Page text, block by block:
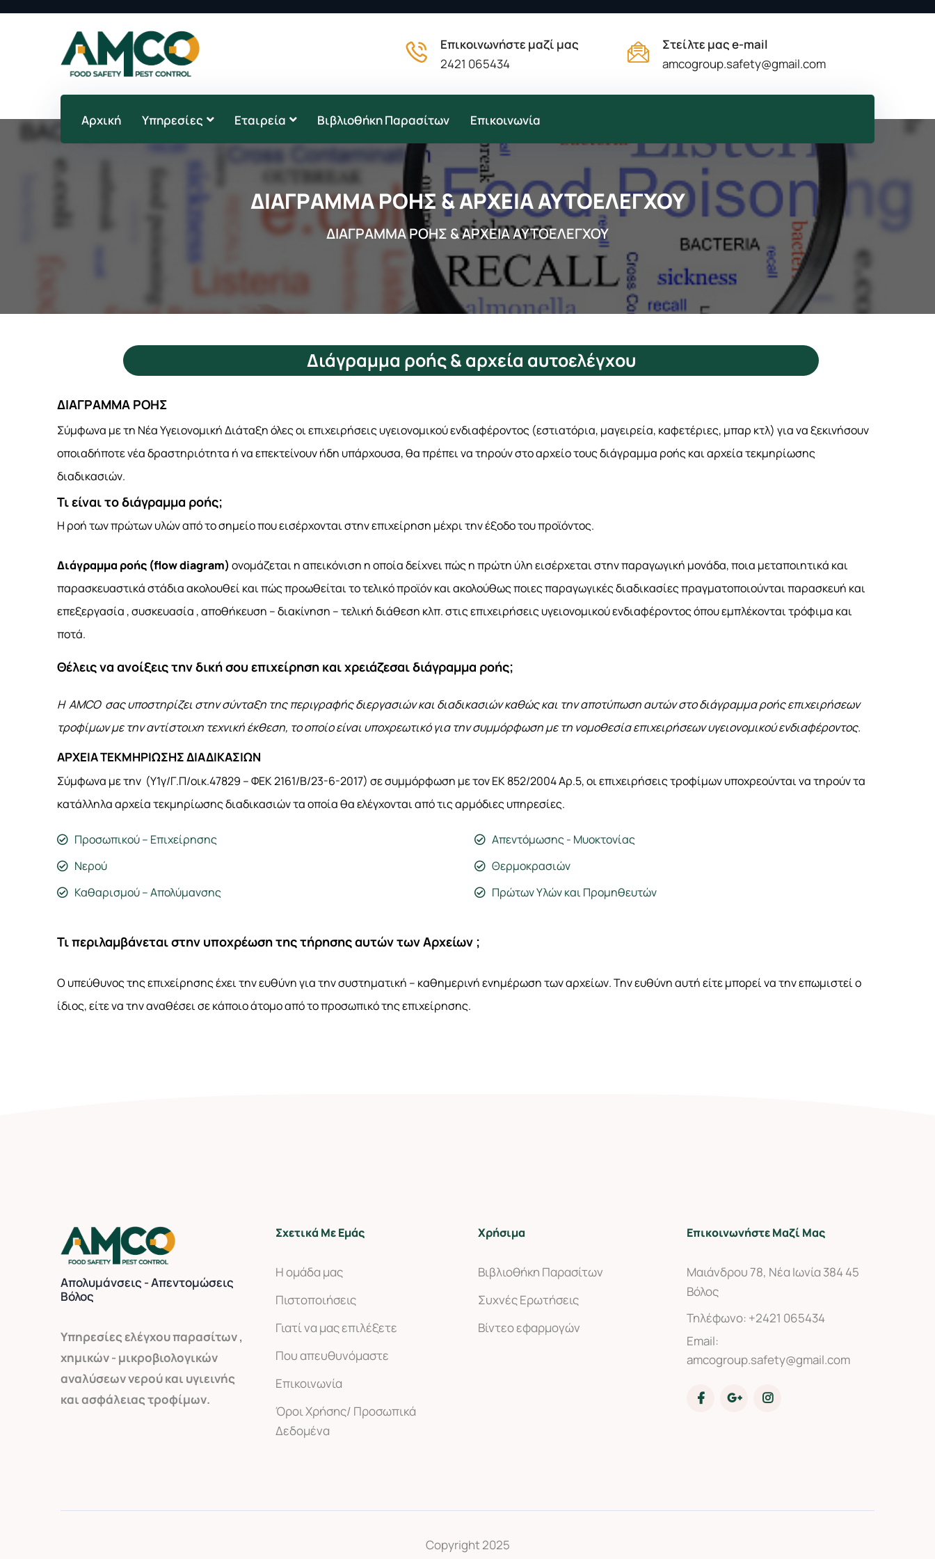
Επικοινωνήστε μαζί μας
2421 065434
Στείλτε μας e-mail
amcogroup.safety@gmail.com
Αρχική Υπηρεσίες Εταιρεία Βιβλιοθήκη Παρασίτων Επικοινωνία
ΔΙΑΓΡΑΜΜΑ ΡΟΗΣ & ΑΡΧΕΙΑ ΑΥΤΟΕΛΕΓΧΟΥ
ΔΙΑΓΡΑΜΜΑ ΡΟΗΣ & ΑΡΧΕΙΑ ΑΥΤΟΕΛΕΓΧΟΥ
Διάγραμμα ροής & αρχεία αυτοελέγχου
ΔΙΑΓΡΑΜΜΑ ΡΟΗΣ
Σύμφωνα με τη Νέα Υγειονομική Διάταξη όλες οι επιχειρήσεις υγειονομικού ενδιαφέροντος (εστιατόρια, μαγειρεία, καφετέριες, μπαρ κτλ) για να ξεκινήσουν
οποιαδήποτε νέα δραστηριότητα ή να επεκτείνουν ήδη υπάρχουσα, θα πρέπει να τηρούν στο αρχείο τους διάγραμμα ροής και αρχεία τεκμηρίωσης
διαδικασιών.
Τι είναι το διάγραμμα ροής;
Η ροή των πρώτων υλών από το σημείο που εισέρχονται στην επιχείρηση μέχρι την έξοδο του προϊόντος.
Διάγραμμα ροής (flow diagram) ονομάζεται η απεικόνιση η οποία δείχνει πώς η πρώτη ύλη εισέρχεται στην παραγωγική μονάδα, ποια μεταποιητικά και
παρασκευαστικά στάδια ακολουθεί και πώς προωθείται το τελικό προϊόν και ακολούθως ποιες παραγωγικές διαδικασίες πραγματοποιούνται παρασκευή και
επεξεργασία , συσκευασία , αποθήκευση – διακίνηση – τελική διάθεση κλπ. στις επιχειρήσεις υγειονομικού ενδιαφέροντος όπου εμπλέκονται τρόφιμα και
ποτά.
Θέλεις να ανοίξεις την δική σου επιχείρηση και χρειάζεσαι διάγραμμα ροής;
ΗAMCOσας υποστηρίζει στην σύνταξη της περιγραφής διεργασιών και διαδικασιών καθώς και την αποτύπωση αυτών στο διάγραμμα ροής επιχειρήσεων
τροφίμων με την αντίστοιχη τεχνική έκθεση, το οποίο είναι υποχρεωτικό για την συμμόρφωση με τη νομοθεσία επιχειρήσεων υγειονομικού ενδιαφέροντος.
ΑΡΧΕΙΑ ΤΕΚΜΗΡΙΩΣΗΣ ΔΙΑΔΙΚΑΣΙΩΝ
Σύμφωνα με την (Υ1γ/Γ.Π/οικ.47829 – ΦΕΚ 2161/Β/23-6-2017) σε συμμόρφωση με τον ΕΚ 852/2004 Αρ.5, οι επιχειρήσεις τροφίμων υποχρεούνται να τηρούν τα
κατάλληλα αρχεία τεκμηρίωσης διαδικασιών τα οποία θα ελέγχονται από τις αρμόδιες υπηρεσίες.
Προσωπικού – Επιχείρησης
Νερού
Καθαρισμού – Απολύμανσης
Απεντόμωσης - Μυοκτονίας
Θερμοκρασιών
Πρώτων Υλών και Προμηθευτών
Τι περιλαμβάνεται στην υποχρέωση της τήρησης αυτών των Αρχείων ;
Ο υπεύθυνος της επιχείρησης έχει την ευθύνη για την συστηματική – καθημερινή ενημέρωση των αρχείων. Την ευθύνη αυτή είτε μπορεί να την επωμιστεί ο
ίδιος, είτε να την αναθέσει σε κάποιο άτομο από το προσωπικό της επιχείρησης.
Απολυμάνσεις - Απεντομώσεις
Βόλος
Yπηρεσίες ελέγχου παρασίτων ,
χημικών - μικροβιολογικών
αναλύσεων νερού και υγιεινής
και ασφάλειας τροφίμων.
Σχετικά Με Εμάς
Η ομάδα μας
Πιστοποιήσεις
Γιατί να μας επιλέξετε
Που απευθυνόμαστε
Επικοινωνία
Όροι Χρήσης/ Προσωπικά
Δεδομένα
Χρήσιμα
Βιβλιοθήκη Παρασίτων
Συχνές Ερωτήσεις
Βίντεο εφαρμογών
Επικοινωνήστε Μαζί Μας
Μαιάνδρου 78, Νέα Ιωνία 384 45
Βόλος
Τηλέφωνο: +2421 065434
Email:
amcogroup.safety@gmail.com
Copyright 2025